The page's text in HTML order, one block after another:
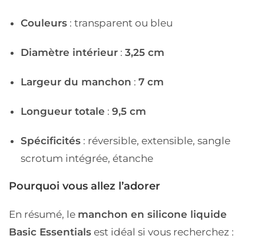
Couleurs : transparent ou bleu
Diamètre intérieur : 3,25 cm
Largeur du manchon : 7 cm
Longueur totale : 9,5 cm
Spécificités : réversible, extensible, sangle
scrotum intégrée, étanche
Pourquoi vous allez l’adorer
En résumé, le manchon en silicone liquide
Basic Essentials est idéal si vous recherchez :